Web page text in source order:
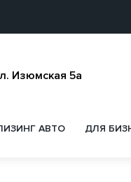
АВТО ДЛЯ